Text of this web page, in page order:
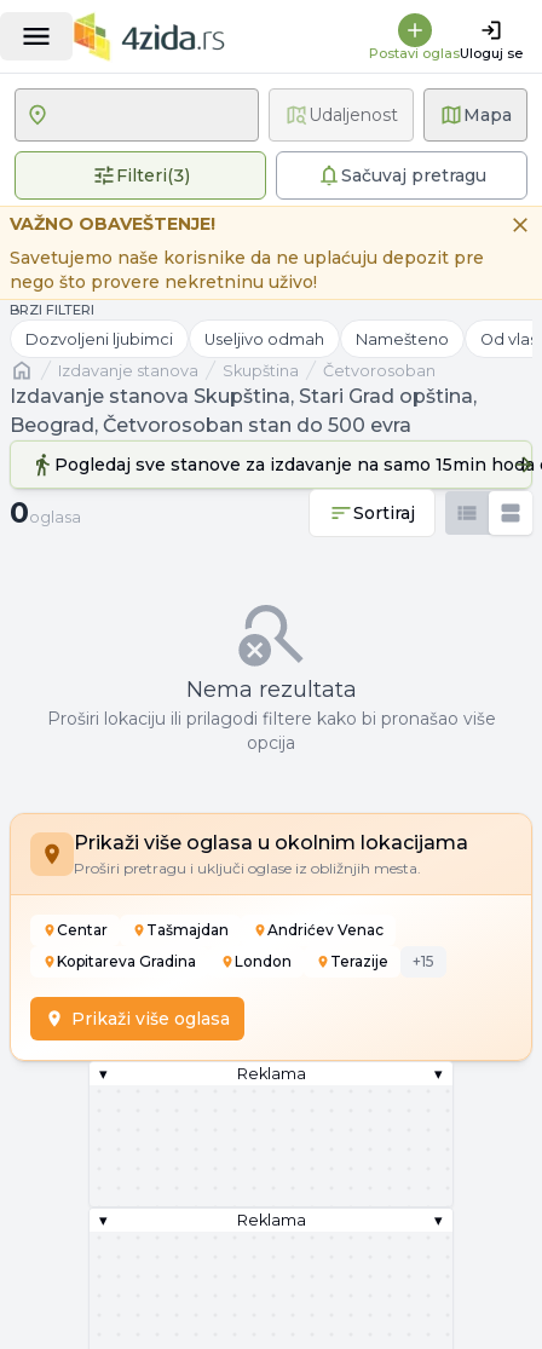
Postavi oglasUloguj se
Mapa
Filteri(3)3 primenjena filteraSačuvaj pretragu
Udaljenost
VAŽNO OBAVEŠTENJE!
Savetujemo naše korisnike da ne uplaćuju depozit pre
nego što provere nekretninu uživo!
BRZI FILTERI
Dozvoljeni ljubimci Useljivo odmah Namešteno Od
Naslovnaizdavanje stanova Skupština Četvorosoban
Izdavanje stanova Skupština, Stari Grad opština,
Beograd, Četvorosoban stan do 500 evra
Pogledaj sve stanove za izdavanje na samo 15min hoda
0 oglasa
0oglasa Sortiraj
Nema rezultata
Proširi lokaciju ili prilagodi filtere kako bi pronašao više
opcija
Prikaži više oglasa u okolnim lokacijama
Proširi pretragu i uključi oglase iz obližnjih mesta.
Centar Tašmajdan
Andrićev Venac
Kopitareva Gradina
London Terazije +15
Prikaži više oglasa
▾ Reklama ▾
▾ Reklama ▾